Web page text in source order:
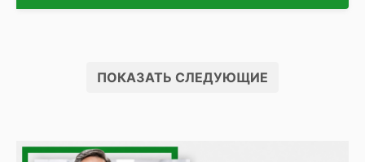
ПОКАЗАТЬ СЛЕДУЮЩИЕ